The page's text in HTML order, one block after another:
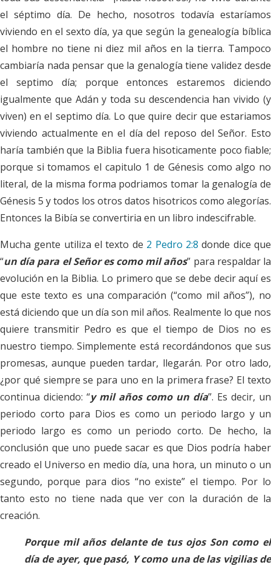
el séptimo día. De hecho, nosotros todavía estaríamos
viviendo en el sexto día, ya que según la genealogía bíblica
el hombre no tiene ni diez mil años en la tierra. Tampoco
cambiaría nada pensar que la genalogía tiene validez desde
el septimo día; porque entonces estaremos diciendo
igualmente que Adán y toda su descendencia han vivido (y
viven) en el septimo día. Lo que quire decir que estariamos
viviendo actualmente en el día del reposo del Señor. Esto
haría también que la Biblia fuera hisoticamente poco fiable;
porque si tomamos el capitulo 1 de Génesis como algo no
literal, de la misma forma podriamos tomar la genalogía de
Génesis 5 y todos los otros datos hisotricos como alegorías.
Entonces la Bibía se convertiria en un libro indescifrable.
Mucha gente utiliza el texto de 2 Pedro 2:8 donde dice que
“un día para el Señor es como mil años” para respaldar la
evolución en la Biblia. Lo primero que se debe decir aquí es
que este texto es una comparación (“como mil años”), no
está diciendo que un día son mil años. Realmente lo que nos
quiere transmitir Pedro es que el tiempo de Dios no es
nuestro tiempo. Simplemente está recordándonos que sus
promesas, aunque pueden tardar, llegarán. Por otro lado,
¿por qué siempre se para uno en la primera frase? El texto
continua diciendo: “y mil años como un día”. Es decir, un
periodo corto para Dios es como un periodo largo y un
periodo largo es como un periodo corto. De hecho, la
conclusión que uno puede sacar es que Dios podría haber
creado el Universo en medio día, una hora, un minuto o un
segundo, porque para dios “no existe” el tiempo. Por lo
tanto esto no tiene nada que ver con la duración de la
creación.
Porque mil años delante de tus ojos Son como el
día de ayer, que pasó, Y como una de las vigilias de